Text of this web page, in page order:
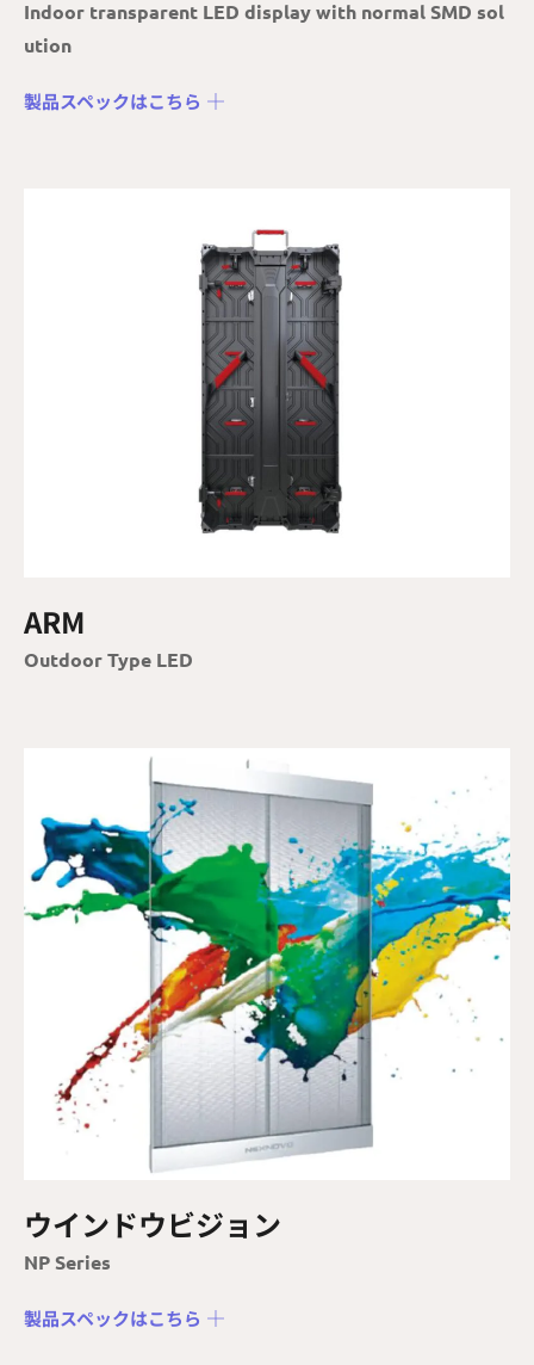
Indoor transparent LED display with normal SMD sol
ution
製品スペックはこちら
ARM
Outdoor Type LED
ウインドウビジョン
NP Series
製品スペックはこちら